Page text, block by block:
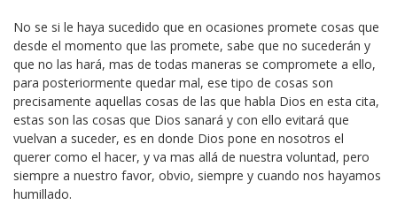
No se si le haya sucedido que en ocasiones promete cosas que
desde el momento que las promete, sabe que no sucederán y
que no las hará, mas de todas maneras se compromete a ello,
para posteriormente quedar mal, ese tipo de cosas son
precisamente aquellas cosas de las que habla Dios en esta cita,
estas son las cosas que Dios sanará y con ello evitará que
vuelvan a suceder, es en donde Dios pone en nosotros el
querer como el hacer, y va mas allá de nuestra voluntad, pero
siempre a nuestro favor, obvio, siempre y cuando nos hayamos
humillado.